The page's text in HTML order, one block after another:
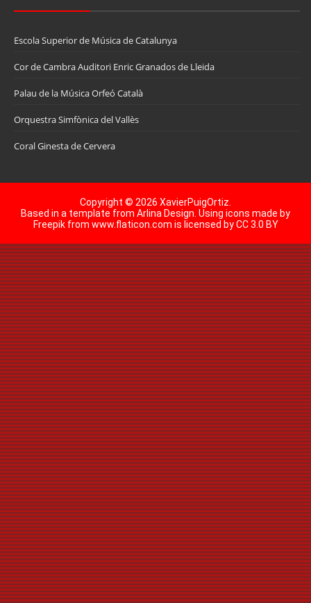
Escola Superior de Música de Catalunya
Cor de Cambra Auditori Enric Granados de Lleida
Palau de la Música Orfeó Català
Orquestra Simfònica del Vallès
Coral Ginesta de Cervera
Copyright © 2026 XavierPuigOrtiz.
Based in a template from Arlina Design. Using icons made by
Freepikfrom www.flaticon.com is licensed byCC 3.0 BY